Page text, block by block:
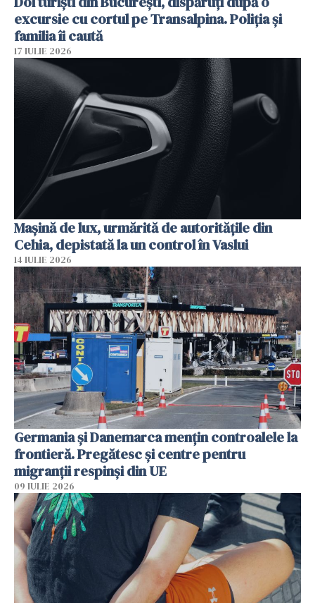
excursie cu cortul pe Transalpina. Poliția și
familia îi caută
17 IULIE 2026
Mașină de lux, urmărită de autoritățile din
Cehia, depistată la un control în Vaslui
14 IULIE 2026
Germania și Danemarca mențin controalele la
frontieră. Pregătesc și centre pentru
migranții respinși din UE
09 IULIE 2026